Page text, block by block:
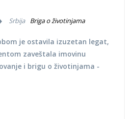
Srbija Briga o životinjama
je ostavila izuzetan legat,
zaveštala imovinu
i brigu o životinjama -